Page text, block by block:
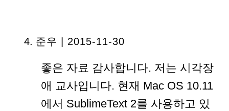
준우 | 2015-11-30
좋은 자료 감사합니다. 저는 시각장
애 교사입니다. 현재 Mac OS 10.11
에서 SublimeText 2를 사용하고 있